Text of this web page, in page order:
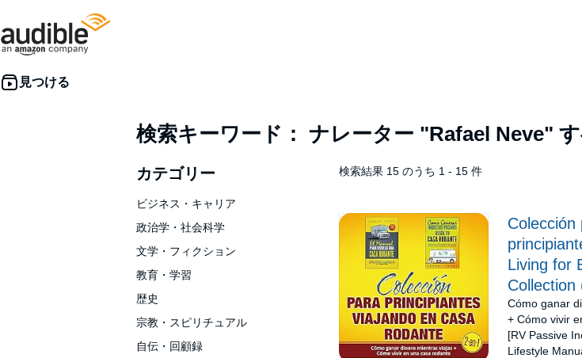
検索キーワード： ナレーター "Rafael Neve"
カテゴリー
ビジネス・キャリア
政治学・社会科学
文学・フィクション
教育・学習
歴史
宗教・スピリチュアル
自伝・回顧録
検索結果 15 のうち 1 - 15 件
Colección
Living for
Collection
Cómo ganar
+ Cómo vivir
[RV Passive
Lifestyle